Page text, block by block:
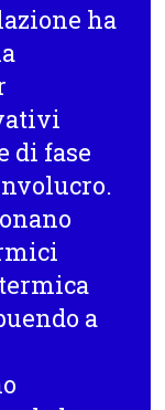
ha
di fase
a